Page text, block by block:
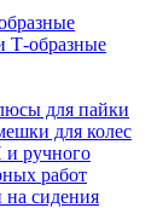
Т-образные
для пайки
для колес
и ручного
работ
сидения